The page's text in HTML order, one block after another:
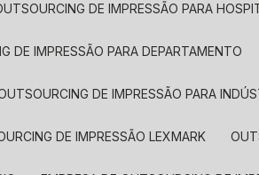
DE IMPRESSÃO PARA
DE IMPRESSÃO PARA DEPARTAMENTO
OUTSOURCING DE IMPRESSÃO PARA
DE IMPRESSÃO LEXMARK